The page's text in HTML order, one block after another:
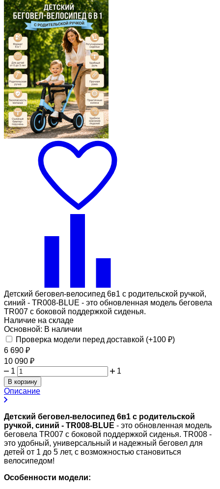
Детский беговел-велосипед 6в1 с родительской ручкой,
синий - TR008-BLUE - это обновленная модель беговела
TR007 с боковой поддержкой сиденья.
Наличие на складе
Основной: В наличии
Проверка модели перед доставкой (+100 ₽)
6 690 ₽
10 090 ₽
1
1
В корзину
Описание
Детский беговел-велосипед 6в1 с родительской
ручкой, синий - TR008-BLUE - это обновленная модель
беговела TR007 с боковой поддержкой сиденья. TR008 -
это удобный, универсальный и надежный беговел для
детей от 1 до 5 лет, с возможностью становиться
велосипедом!
Особенности модели: